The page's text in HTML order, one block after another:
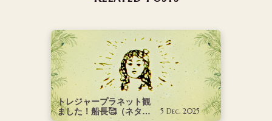
トレジャープラネット観
ました！船長🥰（ネタバ
5 Dec. 2025